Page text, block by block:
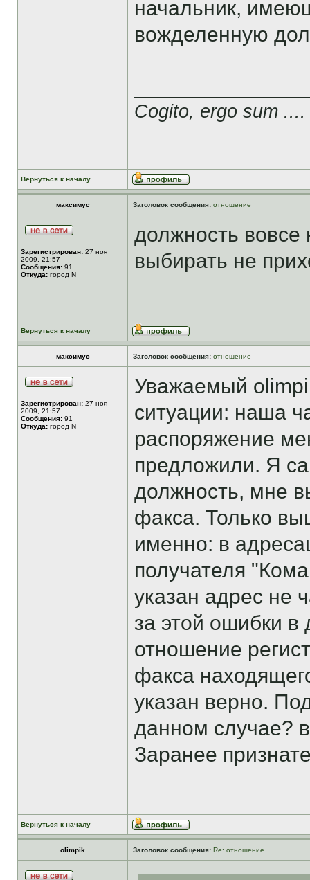
начальник,
вожделенную
Cogito, ergo sum ....
Вернуться к началу
максимус Заголовок сообщения: отношение
Зарегистрирован: 27 ноя
2009, 21:57
Сообщения: 91
Откуда: город N
должность
выбирать не
Вернуться к началу
максимус Заголовок сообщения: отношение
Зарегистрирован: 27 ноя
2009, 21:57
Сообщения: 91
Откуда: город N
Уважаемый
ситуации: наша
распоряжение
предложили. Я
должность, мне
факса. Только
именно: в
получателя
указан адрес не
за этой ошибки в
отношение
факса
указан верно.
данном случае?
Заранее
Вернуться к началу
olimpik Заголовок сообщения: Re: отношение